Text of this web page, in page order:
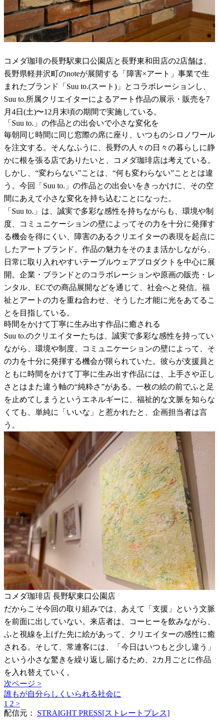
コメダ珈琲の長野駅東口公園店と長野東和田店の2店舗は、
長野県軽井沢町のnoteが展開する「障害×アート」事業で生
まれたブランド「Suu to.(スート)」とコラボレーションし、
Suu to.所属クリエイターによるアート作品の展示・販売を7
月4日(土)〜12月末頃の期間で実施している。
「Suu to.」の作品との出会いで小さな変化を
毎朝同じ時間に同じ窓際の席に座り、いつものシロノワール
を注文する。そんなふうに、長野の人々の日々の暮らしに静
かに根を張る店でありたいと、コメダ珈琲店は考えている。
しかし、“変わらない”ことは、“何も変わらない”こととは違
う。今回「Suu to.」の作品との出会いをきっかけに、その空
間にあえて小さな変化を持ち込むことになった。
「Suu to.」は、誠実で多彩な感性を持ちながらも、環境や制
度、コミュニケーションの壁によってその力を十分に発揮す
る機会を得にくい、障害のあるクリエイターの表現を起点に
したアートブランド。作品の魅力をそのまま活かしながら、
日常に取り入れやすいテーブルウェアプロダクトを中心に展
開。企業・ブランドとのコラボレーションや原画の販売・レ
ンタル、ECでの商品展開などを通じて、社会へと発信。福
祉とアートの力を重ね合わせ、そうした才能に光をあてるこ
とを目指している。
時間をかけて丁寧に生み出す作品に癒される
Suu to.のクリエイターたちは、誠実で多彩な感性を持ってい
ながら、環境や制度、コミュニケーションの壁によって、そ
の力を十分に発揮する機会が限られていた。彼らが支援員と
ともに時間をかけて丁寧に生み出す作品には、上手さや正し
さとはまた違う軸の“純粋さ”がある。一枚の絵の前でふと足
を止めてしまうというエネルギーに、福祉的な文脈を知らな
くても、単純に「いいな」と惹かれたと、企画担当者は言
う。
コメダ珈琲店 長野駅東口公園店
だからこそ今回の取り組みでは、あえて「支援」という文脈
を前面に出していない。来店者は、コーヒーを飲みながら、
ふと視線を上げた先に絵があって、クリエイターの感性に癒
される。そして、常連客には、「今日はいつもと少し違う」
という小さな驚きを繰り返し届けるため、2カ月ごとに作品
を入れ替えていく。
次ページ >
誰もが自分らしくいられる社会に
1 2 >
配信元： STRAIGHT PRESS[ストレートプレス]